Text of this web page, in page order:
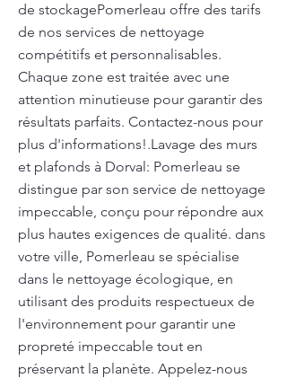
de stockagePomerleau offre des tarifs
de nos services de nettoyage
compétitifs et personnalisables.
Chaque zone est traitée avec une
attention minutieuse pour garantir des
résultats parfaits. Contactez-nous pour
plus d'informations!.Lavage des murs
et plafonds à Dorval: Pomerleau se
distingue par son service de nettoyage
impeccable, conçu pour répondre aux
plus hautes exigences de qualité. dans
votre ville, Pomerleau se spécialise
dans le nettoyage écologique, en
utilisant des produits respectueux de
l'environnement pour garantir une
propreté impeccable tout en
préservant la planète. Appelez-nous